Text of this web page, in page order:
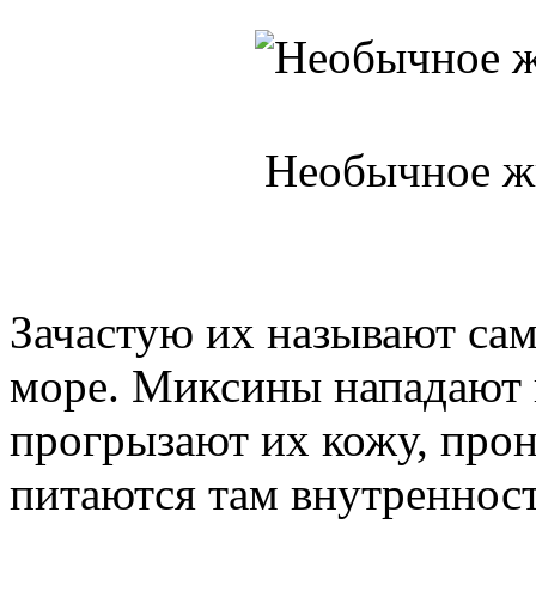
Необычное
Зачастую их называют
море. Миксины
прогрызают их кожу,
питаются там